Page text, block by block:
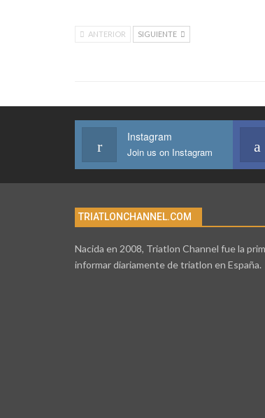
ANTERIOR SIGUIENTE
Instagram
Join us on Instagram
TRIATLONCHANNEL.COM
Nacida en 2008, Triatlon Channel fue la
informar diariamente de triatlon en España.